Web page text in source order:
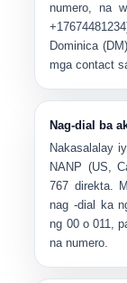
numero, na
+17674481234
Dominica (DM)
mga contact
Nag-dial ba
Nakasalalay
NANP (US,
767 direkta.
nag -dial ka
ng 00o011,
na numero.